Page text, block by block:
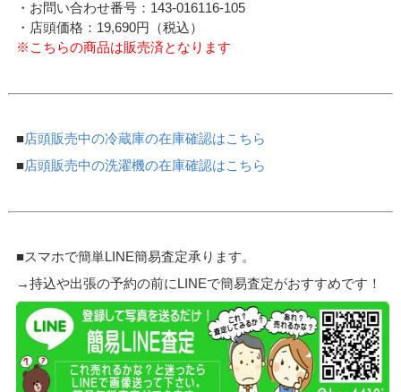
・お問い合わせ番号：143-016116-105
・店頭価格：19,690円（税込）
※こちらの商品は販売済となります
■店頭販売中の冷蔵庫の在庫確認はこちら
■店頭販売中の洗濯機の在庫確認はこちら
■スマホで簡単LINE簡易査定承ります。
→持込や出張の予約の前にLINEで簡易査定がおすすめです！